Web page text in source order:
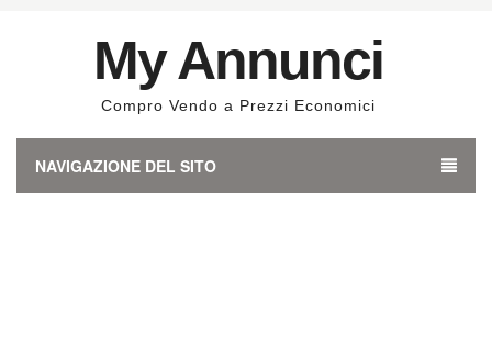
My Annunci
Compro Vendo a Prezzi Economici
NAVIGAZIONE DEL SITO